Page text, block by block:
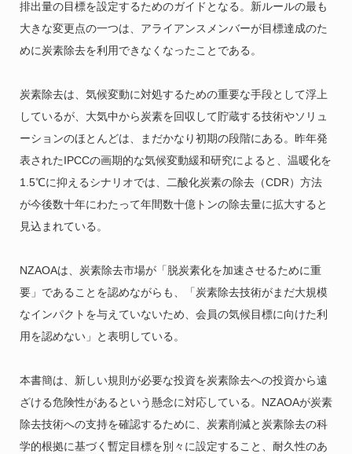
排出量の目標を設定するためのガイドとなる。新ルールの最も
大きな変更点の一つは、アライアンスメンバーが目標達成のた
めに炭素除去を利用できなくなったことである。
炭素除去は、気候変動に対処するための重要な手段として浮上
しているが、大気中から炭素を回収して貯蔵する技術やソリュ
ーションのほとんどは、まだかなり初期の段階にある。昨年発
表されたIPCCの画期的な気候変動緩和研究によると、温暖化を
1.5℃に抑えるシナリオでは、二酸化炭素の除去（CDR）方法
が今後数十年にわたって年間数十億トンの除去量に拡大すると
見込まれている。
NZAOAは、炭素除去市場が「脱炭素化を加速させるために重
要」であることを認めながらも、「炭素除去技術がまだ大規模
なインパクトを与えていないため、会員の気候目標に向けた利
用を認めない」と表明している。
本書簡は、新しい規則が必要な投資を炭素除去への投資から遠
ざける危険性があるという懸念に対応している。NZAOAが炭素
除去技術への支持を確認するために、炭素削減と炭素除去の科
学的根拠に基づく暫定目標を別々に設定すること、耐久性のあ